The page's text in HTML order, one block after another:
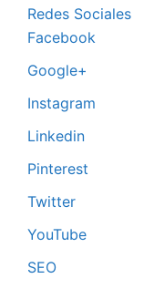
Redes Sociales
Facebook
Google+
Instagram
Linkedin
Pinterest
Twitter
YouTube
SEO